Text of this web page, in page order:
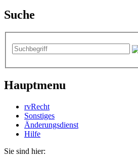
Suche
Hauptmenu
rvRecht
Sonstiges
Änderungsdienst
Hil­fe
Sie sind hier: